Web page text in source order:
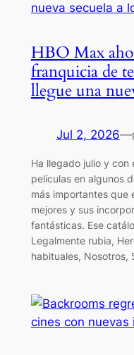
HBO Max
franquicia de
llegue una
Jul 2, 2026—
Ha llegado julio y con
películas en algunos
más importantes que
mejores y sus
fantásticas. Ese
Legalmente rubia,
habituales, Nosotros,